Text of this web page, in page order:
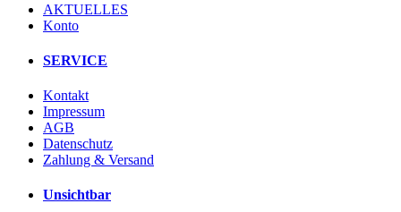
AKTUELLES
Konto
SERVICE
Kontakt
Impressum
AGB
Datenschutz
Zahlung & Versand
Unsichtbar